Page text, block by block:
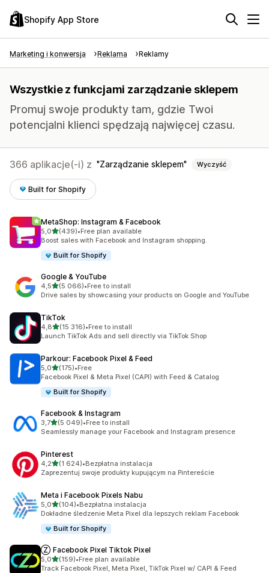
Shopify App Store
Marketing i konwersja Reklama Reklamy
Wszystkie z funkcjami zarządzanie sklepem
Promuj swoje produkty tam, gdzie Twoi
potencjalni klienci spędzają najwięcej czasu.
366 aplikacje(-i) z Zarządzanie sklepem Wyczyść
Built for Shopify
MetaShop: Instagram & Facebook
5,0na 5 gwiazdek
(439)
Łączna liczba recenzji: 439
•Free plan available
Boost sales with Facebook and Instagram shopping.
Built for Shopify
Google & YouTube
4,5na 5 gwiazdek
(5 066)
Łączna liczba recenzji: 5066
•Free to install
Drive sales by showcasing your products on Google and YouTube
TikTok
4,8na 5 gwiazdek
(15 316)
Łączna liczba recenzji: 15316
•Free to install
Launch TikTok Ads and sell directly via TikTok Shop
Parkour: Facebook Pixel & Feed
5,0na 5 gwiazdek
(175)
Łączna liczba recenzji: 175
•Free
Facebook Pixel & Meta Pixel (CAPI) with Feed & Catalog
Built for Shopify
Facebook & Instagram
3,7na 5 gwiazdek
(5 049)
Łączna liczba recenzji: 5049
•Free to install
Seamlessly manage your Facebook and Instagram presence
Pinterest
4,2na 5 gwiazdek
(1 624)
Łączna liczba recenzji: 1624
•Bezpłatna instalacja
Zaprezentuj swoje produkty kupującym na Pintereście
Meta i Facebook Pixels Nabu
5,0na 5 gwiazdek
(104)
Łączna liczba recenzji: 104
•Bezpłatna instalacja
Dokładne śledzenie Meta Pixel dla lepszych reklam Facebook
Built for Shopify
Ⓩ Facebook Pixel Tiktok Pixel
5,0na 5 gwiazdek
(159)
Łączna liczba recenzji: 159
•Free plan available
Track Facebook Pixel, Meta Pixel, TikTok Pixel w/ CAPI & Feed